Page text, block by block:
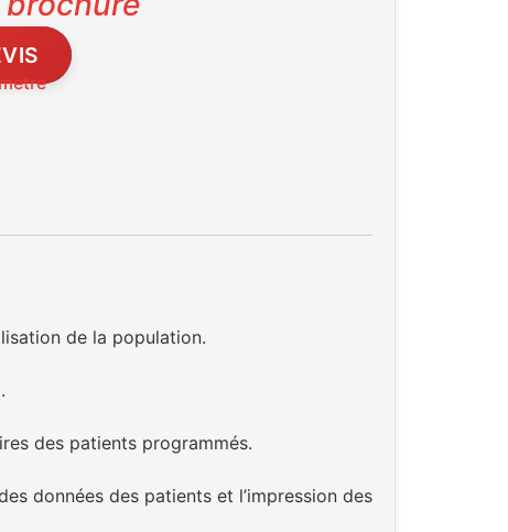
de la population.
des patients programmés.
données des patients et l’impression des